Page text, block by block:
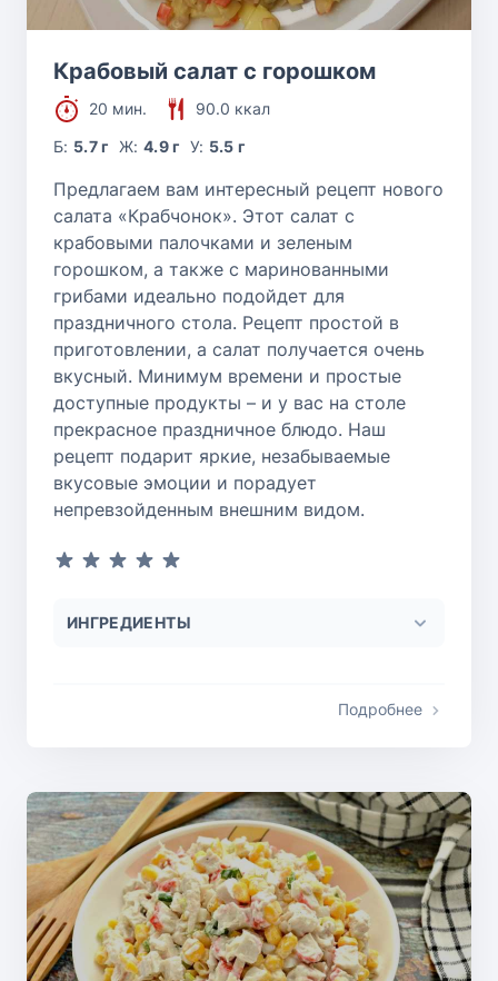
Крабовый салат с горошком
20 мин.
90.0 ккал
Б: 5.7 г Ж: 4.9 г У: 5.5 г
Предлагаем вам интересный рецепт нового
салата «Крабчонок». Этот салат с
крабовыми палочками и зеленым
горошком, а также с маринованными
грибами идеально подойдет для
праздничного стола. Рецепт простой в
приготовлении, а салат получается очень
вкусный. Минимум времени и простые
доступные продукты – и у вас на столе
прекрасное праздничное блюдо. Наш
рецепт подарит яркие, незабываемые
вкусовые эмоции и порадует
непревзойденным внешним видом.
ИНГРЕДИЕНТЫ
Подробнее